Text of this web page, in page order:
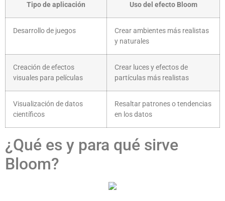
Tipo de aplicación Uso del efecto Bloom
Desarrollo de juegos
Crear ambientes más realistas
y naturales
Creación de efectos
visuales para películas
Crear luces y efectos de
partículas más realistas
Visualización de datos
científicos
Resaltar patrones o tendencias
en los datos
¿Qué es y para qué sirve
Bloom?